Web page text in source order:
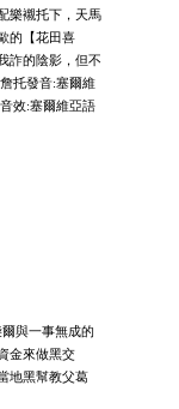
樂襯托下，天馬
的【花田喜
詐的陰影，但不
托發音:塞爾維
效:塞爾維亞語
與一事無成的
金來做黑交
地黑幫教父葛